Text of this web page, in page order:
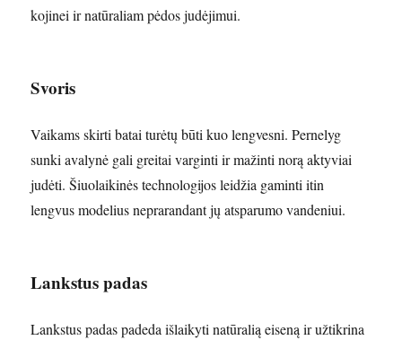
kojinei ir natūraliam pėdos judėjimui.
Svoris
Vaikams skirti batai turėtų būti kuo lengvesni. Pernelyg
sunki avalynė gali greitai varginti ir mažinti norą aktyviai
judėti. Šiuolaikinės technologijos leidžia gaminti itin
lengvus modelius neprarandant jų atsparumo vandeniui.
Lankstus padas
Lankstus padas padeda išlaikyti natūralią eiseną ir užtikrina